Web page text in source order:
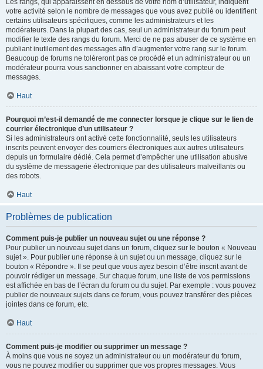
Les rangs, qui apparaissent en dessous de votre nom d’utilisateur, indiquent
votre activité selon le nombre de messages que vous avez publié ou identifient
certains utilisateurs spécifiques, comme les administrateurs et les
modérateurs. Dans la plupart des cas, seul un administrateur du forum peut
modifier le texte des rangs du forum. Merci de ne pas abuser de ce système en
publiant inutilement des messages afin d’augmenter votre rang sur le forum.
Beaucoup de forums ne toléreront pas ce procédé et un administrateur ou un
modérateur pourra vous sanctionner en abaissant votre compteur de
messages.
Haut
Pourquoi m’est-il demandé de me connecter lorsque je clique sur le lien de
courrier électronique d’un utilisateur ?
Si les administrateurs ont activé cette fonctionnalité, seuls les utilisateurs
inscrits peuvent envoyer des courriers électroniques aux autres utilisateurs
depuis un formulaire dédié. Cela permet d’empêcher une utilisation abusive
du système de messagerie électronique par des utilisateurs malveillants ou
des robots.
Haut
Problèmes de publication
Comment puis-je publier un nouveau sujet ou une réponse ?
Pour publier un nouveau sujet dans un forum, cliquez sur le bouton « Nouveau
sujet ». Pour publier une réponse à un sujet ou un message, cliquez sur le
bouton « Répondre ». Il se peut que vous ayez besoin d’être inscrit avant de
pouvoir rédiger un message. Sur chaque forum, une liste de vos permissions
est affichée en bas de l’écran du forum ou du sujet. Par exemple : vous pouvez
publier de nouveaux sujets dans ce forum, vous pouvez transférer des pièces
jointes dans ce forum, etc.
Haut
Comment puis-je modifier ou supprimer un message ?
À moins que vous ne soyez un administrateur ou un modérateur du forum,
vous ne pouvez modifier ou supprimer que vos propres messages. Vous